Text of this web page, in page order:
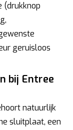
(drukknop
geruisloos
bij Entree
natuurlijk
sluitplaat, een